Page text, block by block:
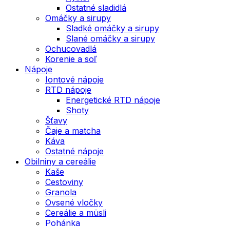
Ostatné sladidlá
Omáčky a sirupy
Sladké omáčky a sirupy
Slané omáčky a sirupy
Ochucovadlá
Korenie a soľ
Nápoje
Iontové nápoje
RTD nápoje
Energetické RTD nápoje
Shoty
Šťavy
Čaje a matcha
Káva
Ostatné nápoje
Obilniny a cereálie
Kaše
Cestoviny
Granola
Ovsené vločky
Cereálie a müsli
Pohánka